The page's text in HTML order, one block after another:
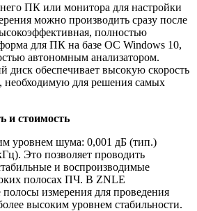
ПК или монитора для настройки
можно производить сразу после
полностью
для ПК на базе ОС Windows 10,
автономным анализатором.
диск обеспечивает высокую скорость
необходимую для решения самых
и стоимость
уровнем шума: 0,001 дБ (тип.)
Это позволяет проводить
и воспроизводимые
полосах ПЧ. В ZNLE
измерения для проведения
высоким уровнем стабильности.